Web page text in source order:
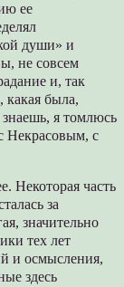
ее
души» и
не совсем
и, так
какая была,
я томлюсь
Некрасовым, с
Некоторая часть
за
значительно
тех лет
и осмысления,
здесь